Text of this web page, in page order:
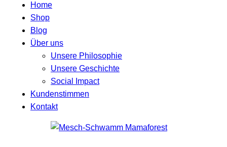
Home
Shop
Blog
Über uns
Unsere Philosophie
Unsere Geschichte
Social Impact
Kundenstimmen
Kontakt